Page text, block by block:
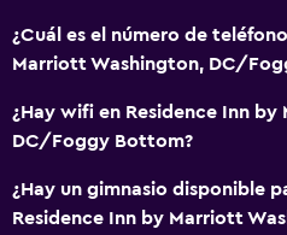
¿Cuál es el número de
Marriott Washington, DC/
¿Hay wifi en Residence Inn
DC/Foggy Bottom?
¿Hay un gimnasio disponible
Residence Inn by Marriott